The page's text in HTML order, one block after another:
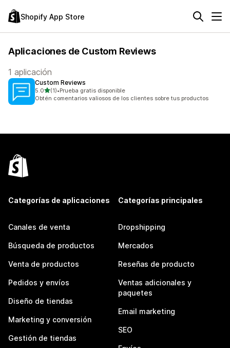
Shopify App Store
Aplicaciones de Custom Reviews
1 aplicación
Custom Reviews
5.0de 5 estrellas
(1)
1 reseñas en total
•Prueba gratis disponible
Obtén comentarios valiosos de los clientes sobre tus productos
Categorías de aplicaciones
Canales de venta
Búsqueda de productos
Venta de productos
Pedidos y envíos
Diseño de tiendas
Marketing y conversión
Gestión de tiendas
Categorías principales
Dropshipping
Mercados
Reseñas de producto
Ventas adicionales y
paquetes
Email marketing
SEO